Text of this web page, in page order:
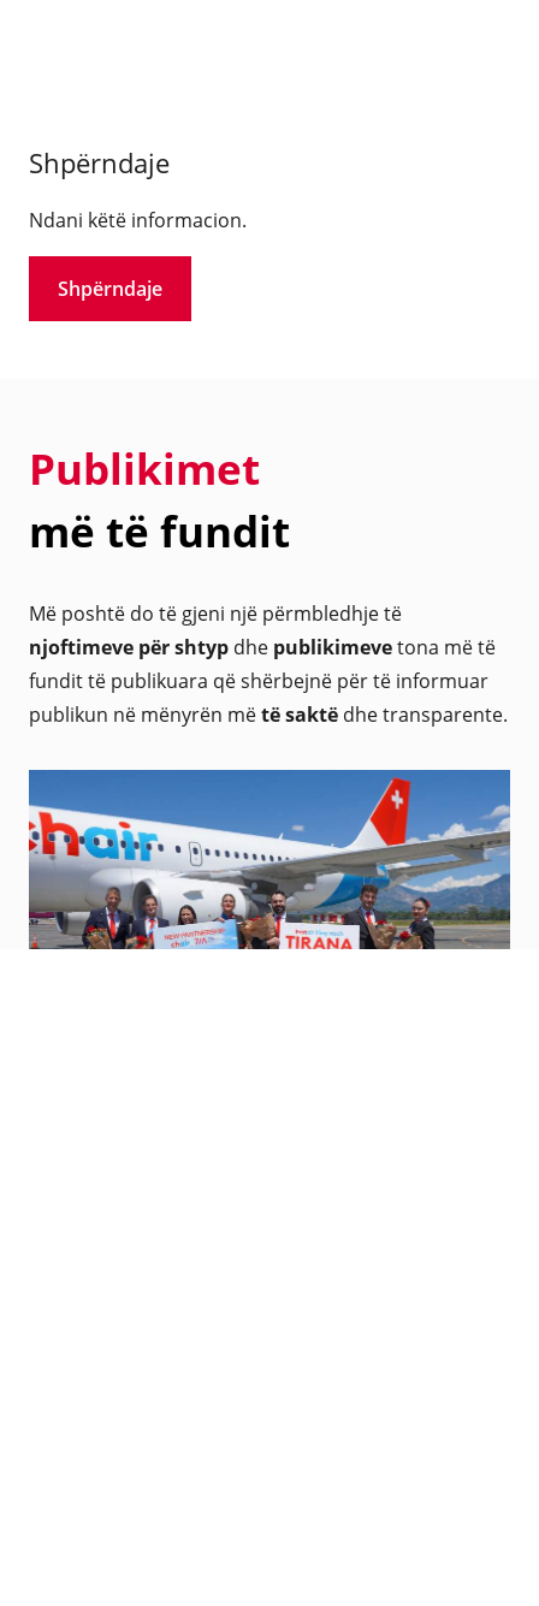
Shpërndaje
Ndani këtë informacion.
Shpërndaje
Publikimet
më të fundit
Më poshtë do të gjeni një përmbledhje të
njoftimeve për shtyp dhe publikimevetona më të
fundit të publikuara që shërbejnë për të informuar
publikun në mënyrën mëtë saktë dhe transparente.